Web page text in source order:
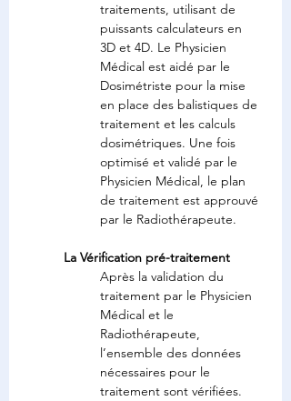
traitements, utilisant de
puissants calculateurs en
3D et 4D. Le Physicien
Médical est aidé par le
Dosimétriste pour la mise
en place des balistiques de
traitement et les calculs
dosimétriques. Une fois
optimisé et validé par le
Physicien Médical, le plan
de traitement est approuvé
par le Radiothérapeute.
La Vérification pré-traitement
Après la validation du
traitement par le Physicien
Médical et le
Radiothérapeute,
l’ensemble des données
nécessaires pour le
traitement sont vérifiées.